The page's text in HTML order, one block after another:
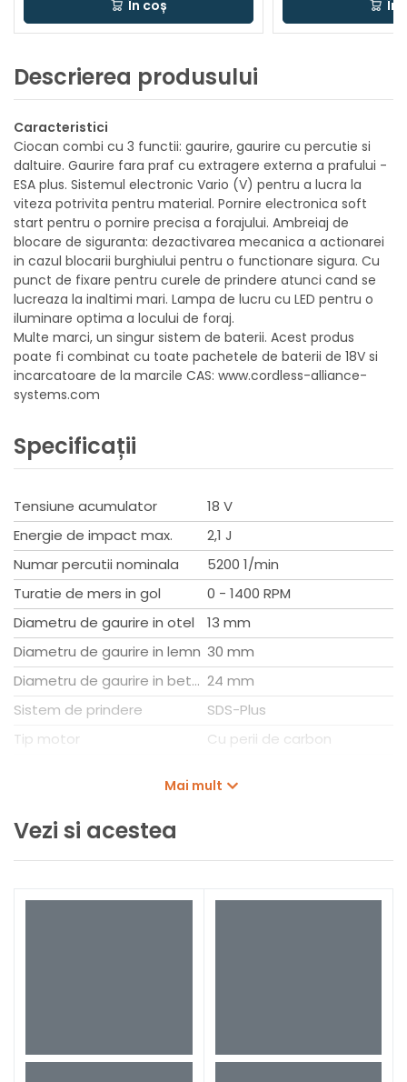
În coș În
Descrierea produsului
Caracteristici
Ciocan combi cu 3 functii: gaurire, gaurire cu percutie si
daltuire. Gaurire fara praf cu extragere externa a prafului -
ESA plus. Sistemul electronic Vario (V) pentru a lucra la
viteza potrivita pentru material. Pornire electronica soft
start pentru o pornire precisa a forajului. Ambreiaj de
blocare de siguranta: dezactivarea mecanica a actionarei
in cazul blocarii burghiului pentru o functionare sigura. Cu
punct de fixare pentru curele de prindere atunci cand se
lucreaza la inaltimi mari. Lampa de lucru cu LED pentru o
iluminare optima a locului de foraj.
Multe marci, un singur sistem de baterii. Acest produs
poate fi combinat cu toate pachetele de baterii de 18V si
incarcatoare de la marcile CAS: www.cordless-alliance-
systems.com
Specificații
Tensiune acumulator
18 V
Energie de impact max.
2,1 J
Numar percutii nominala
5200 1/min
Turatie de mers in gol
0 - 1400 RPM
Diametru de gaurire in otel
13 mm
Diametru de gaurire in lemn 30 mm
Diametru de gaurire in beton 24 mm
Sistem de prindere
SDS-Plus
Tip motor
Cu perii de carbon
Power 18V
Configuratie produs
Ambalaj
In MetaBOX
Mai mult
Vezi si acestea